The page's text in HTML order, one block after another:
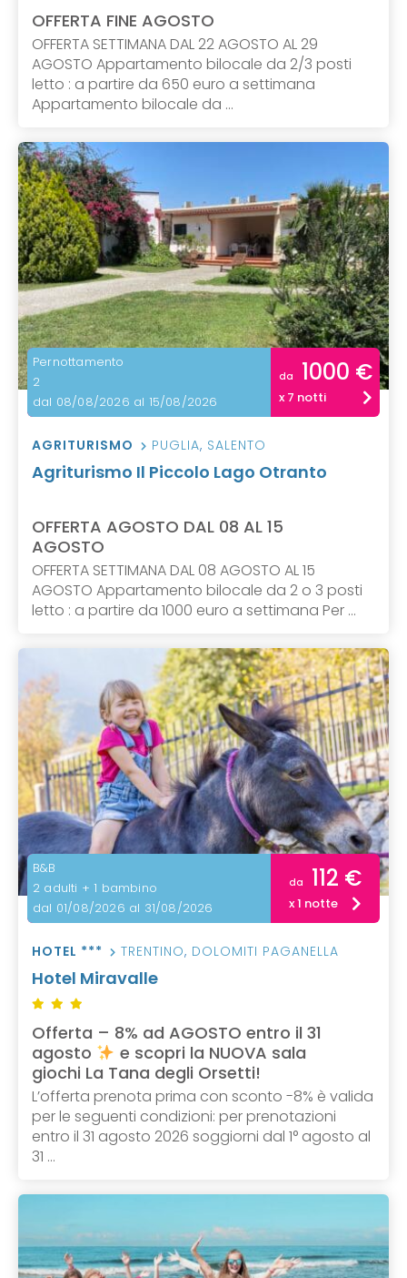
OFFERTA FINE AGOSTO
OFFERTA SETTIMANA DAL 22 AGOSTO AL 29
AGOSTO Appartamento bilocale da 2/3 posti
letto : a partire da 650 euro a settimana
Appartamento bilocale da ...
Pernottamento
2
dal 08/08/2026 al 15/08/2026
da 1000 €
x 7 notti
AGRITURISMO PUGLIA, SALENTO
Agriturismo Il Piccolo Lago Otranto
OFFERTA AGOSTO DAL 08 AL 15
AGOSTO
OFFERTA SETTIMANA DAL 08 AGOSTO AL 15
AGOSTO Appartamento bilocale da 2 o 3 posti
letto : a partire da 1000 euro a settimana Per ...
B&B
2 adulti + 1 bambino
dal 01/08/2026 al 31/08/2026
da 112 €
x 1 notte
HOTEL *** TRENTINO, DOLOMITI PAGANELLA
Hotel Miravalle
Offerta – 8% ad AGOSTO entro il 31
agosto
e scopri la NUOVA sala
giochi La Tana degli Orsetti!
L’offerta prenota prima con sconto -8% è valida
per le seguenti condizioni: per prenotazioni
entro il 31 agosto 2026 soggiorni dal 1° agosto al
31 ...